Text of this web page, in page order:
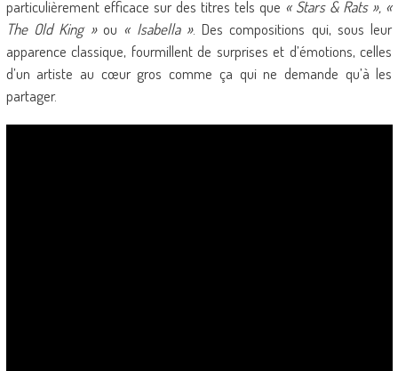
particulièrement efficace sur des titres tels que « Stars & Rats », «
The Old King »ou « Isabella ». Des compositions qui, sous leur
apparence classique, fourmillent de surprises et d’émotions, celles
d’un artiste au cœur gros comme ça qui ne demande qu’à les
partager.